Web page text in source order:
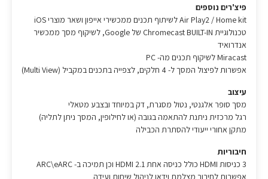
פיצ'רים נוספים
Air Play2 / Home kit לשיתוף תכנים ממכשירי אייפון ושאר מוצרי iOS
טכנולוגיית Chromecast BUILT-IN של Google, לשיקוף מסך ממכשיר
אנדרואיד
Miracast לשיקוף תכנים מה- PC
אפשרות לפיצול המסך ל- 4 חלקים, לצפייה בתכנים במקביל (Multi View)
עיצוב
מסך סופר אלגנטי, נטול מסגרת, דק במיוחד ובצבע מטאלי
רגל מרכזית ניתנת להתאמה בגובה (או לחילופין, המסך ניתן לתליה)
מתקן אחורי ייעודי להסתרת הכבילה
חיבוריות
3 כניסות HDMI כולל כניסה אחת HDMI 2.1 וכן תמיכה ב- ARC\eARC
אפשרות לחיבור מצלמת וידאו לניהול שיחות ועידה